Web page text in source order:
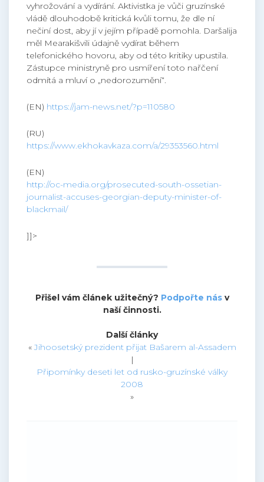
vyhrožování a vydírání. Aktivistka je vůči gruzínské
vládě dlouhodobě kritická kvůli tomu, že dle ní
nečiní dost, aby jí v jejím případě pomohla. Daršalija
měl Mearakišvili údajně vydírat během
telefonického hovoru, aby od této kritiky upustila.
Zástupce ministryně pro usmíření toto nařčení
odmítá a mluví o „nedorozumění“.
(EN) https://jam-news.net/?p=110580
(RU)
https://www.ekhokavkaza.com/a/29353560.html
(EN)
http://oc-media.org/prosecuted-south-ossetian-
journalist-accuses-georgian-deputy-minister-of-
blackmail/
]]>
Přišel vám článek užitečný? Podpořte násv
naší činnosti.
Další články
«Jihoosetský prezident přijat Bašarem al-Assadem
|
Připomínky deseti let od rusko-gruzínské války
2008
»